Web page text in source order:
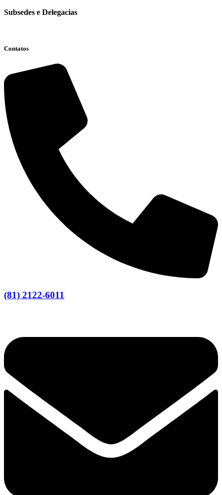
Subsedes e Delegacias
Contatos
(81) 2122-6011